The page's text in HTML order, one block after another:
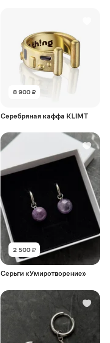
8 900 ₽
Серебряная каффа KLIMT
2 500 ₽
Серьги «Умиротворение»